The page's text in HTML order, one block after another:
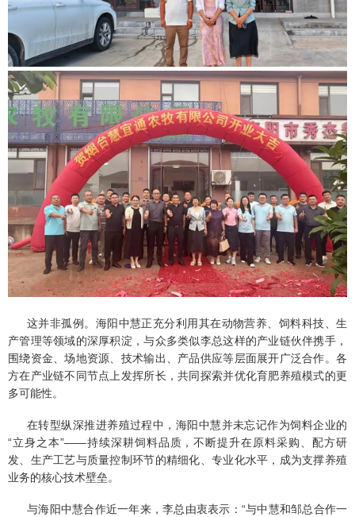
这并非孤例。海阳中慧正充分利用其在动物营养、饲料科技、生
产管理等领域的深厚积淀，与众多类似李总这样的产业链伙伴携手，
围绕资金、场地资源、技术输出、产品供应等层面展开广泛合作。各
方在产业链不同节点上发挥所长，共同探索并优化育肥养殖模式的更
多可能性。
在转型纵深推进养殖过程中，海阳中慧并未忘记作为饲料企业的
“立身之本”——持续深耕饲料品质，不断提升在原料采购、配方研
发、生产工艺与质量控制环节的精细化、专业化水平，成为支撑养殖
业务的核心技术壁垒。
与海阳中慧合作近一年来，李总由衷表示：“与中慧和邹总合作一